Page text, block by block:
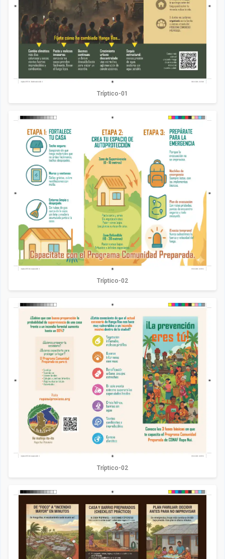
Tríptico-01
Tríptico-02
Tríptico-02